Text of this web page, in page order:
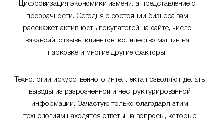
Цифровизация экономики изменила представление о
прозрачности. Сегодня о состоянии бизнеса вам
расскажет активность покупателей на сайте, число
вакансий, отзывы клиентов, количество машин на
парковке и многие другие факторы.
Технологии искусственного интеллекта позволяют делать
выводы из разрозненной и неструктурированной
информации. Зачастую только благодаря этим
технологиям находятся ответы на вопросы, которые